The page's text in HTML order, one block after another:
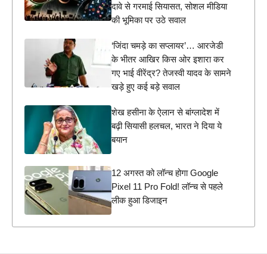
दावे से गरमाई सियासत, सोशल मीडिया
की भूमिका पर उठे सवाल
‘जिंदा चमड़े का सप्लायर’… आरजेडी
के भीतर आखिर किस ओर इशारा कर
गए भाई वीरेंद्र? तेजस्वी यादव के सामने
खड़े हुए कई बड़े सवाल
शेख हसीना के ऐलान से बांग्लादेश में
बढ़ी सियासी हलचल, भारत ने दिया ये
बयान
12 अगस्त को लॉन्च होगा Google
Pixel 11 Pro Fold! लॉन्च से पहले
लीक हुआ डिजाइन